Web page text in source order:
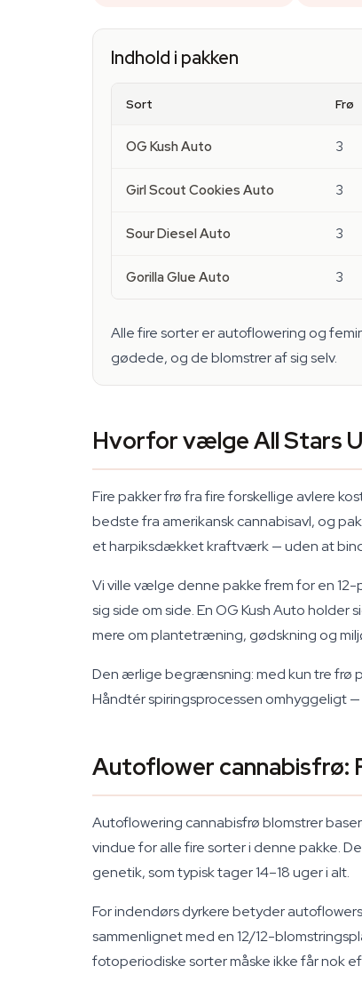
Indhold i pakken
Sort Frø
OG Kush Auto 3
Girl Scout Cookies Auto 3
Sour Diesel Auto 3
Gorilla Glue Auto 3
Alle fire sorter er autoflowering og
gødede, og de blomstrer af sig selv.
Hvorfor vælge All Stars
Fire pakker frø fra fire forskellige avlere
bedste fra amerikansk cannabisavl, og
et harpiksdækket kraftværk — uden at
Vi ville vælge denne pakke frem for en
sig side om side. En OG Kush Auto holder
mere om plantetræning, gødskning og
Den ærlige begrænsning: med kun tre frø
Håndtér spiringsprocessen omhyggeligt
Autoflower cannabisfrø:
Autoflowering cannabisfrø blomstrer
vindue for alle fire sorter i denne pakke.
genetik, som typisk tager 14–18 uger i alt.
For indendørs dyrkere betyder
sammenlignet med en 12/12-
fotoperiodiske sorter måske ikke får nok